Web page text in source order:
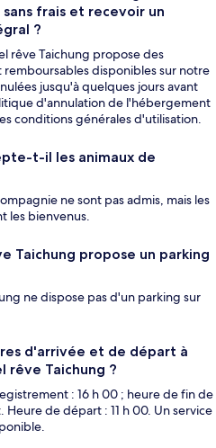
frais et recevoir un
?
rêve Taichung propose des
disponibles sur notre
jusqu'à quelques jours avant
d'annulation de l'hébergement
conditions générales d'utilisation.
t-il les animaux de
ne sont pas admis, mais les
les bienvenus.
Taichung propose un parking
ne dispose pas d'un parking sur
d'arrivée et de départ à
rêve Taichung ?
: 16 h 00 ; heure de fin de
de départ : 11 h 00. Un service